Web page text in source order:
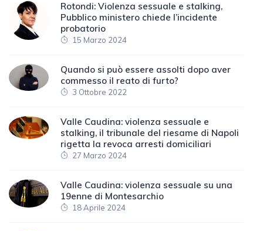
Rotondi: Violenza sessuale e stalking,
Pubblico ministero chiede l’incidente
probatorio
15 Marzo 2024
Quando si può essere assolti dopo aver
commesso il reato di furto?
3 Ottobre 2022
Valle Caudina: violenza sessuale e
stalking, il tribunale del riesame di Napoli
rigetta la revoca arresti domiciliari
27 Marzo 2024
Valle Caudina: violenza sessuale su una
19enne di Montesarchio
18 Aprile 2024